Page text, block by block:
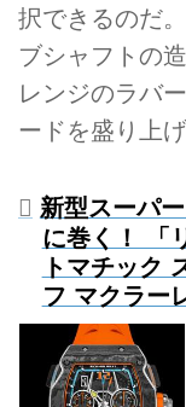
択できるのだ
ブシャフトの
レンジのラバ
ードを盛り上
新型スーパ
に巻く！ 「
トマチック
フ マクラー